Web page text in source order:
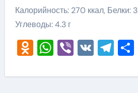
Калорийность: 270 ккал, Белки:
Углеводы: 4.3 г
Odnoklassniki
WhatsApp
Viber
VK